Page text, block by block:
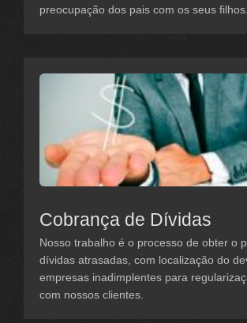
preocupação dos pais com os seus filhos.
Cobrança de Dívidas
Nosso trabalho é o processo de obter o
dívidas atrasadas, com localização do
empresas inadimplentes para
com nossos clientes.